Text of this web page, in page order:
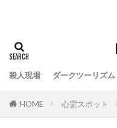
殺人現場 ダークツーリズム
HOME 心霊スポット